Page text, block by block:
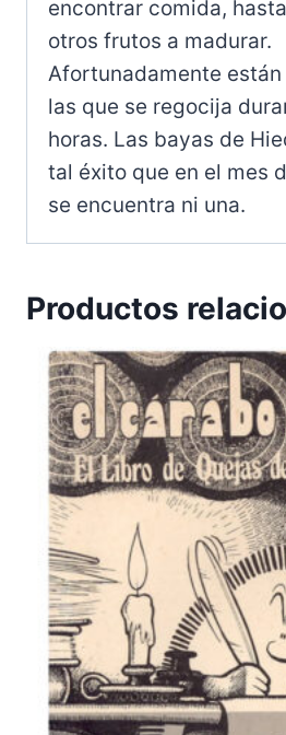
encontrar comida,
otros frutos a madurar.
Afortunadamente están
las que se regocija
horas. Las bayas de
tal éxito que en el mes
se encuentra ni una.
Productos